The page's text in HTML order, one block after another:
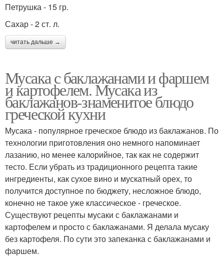
Петрушка - 15 гр.
Сахар - 2 ст. л.
читать дальше →
Мусака с баклажанами и фаршем
и картофелем. Мусака из
баклажанов-знаменитое блюдо
греческой кухни
Мусака - популярное греческое блюдо из баклажанов. По
технологии приготовления оно немного напоминает
лазанию, но менее калорийное, так как не содержит
тесто. Если убрать из традиционного рецепта такие
ингредиенты, как сухое вино и мускатный орех, то
получится доступное по бюджету, несложное блюдо,
конечно не такое уже классическое - греческое.
Существуют рецепты мусаки с баклажанами и
картофелем и просто с баклажанами. Я делала мусаку
без картофеля. По сути это запеканка с баклажанами и
фаршем.